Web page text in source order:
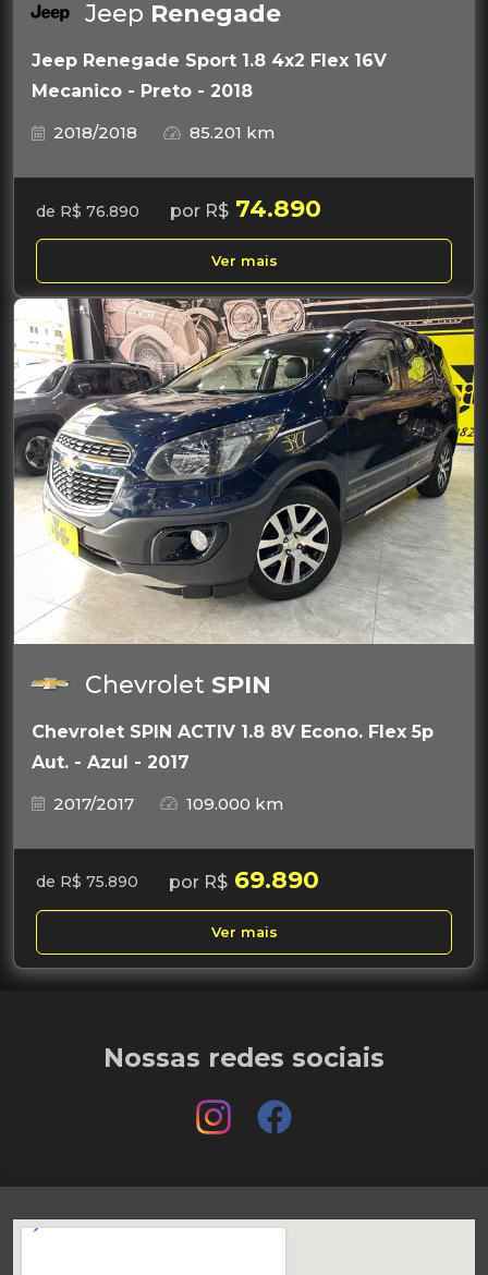
Jeep Renegade
Jeep Renegade Sport 1.8 4x2 Flex 16V
Mecanico - Preto - 2018
2018/2018
85.201 km
de R$ 76.890 por R$ 74.890
Ver mais
Chevrolet SPIN
Chevrolet SPIN ACTIV 1.8 8V Econo. Flex 5p
Aut. - Azul - 2017
2017/2017
109.000 km
de R$ 75.890 por R$ 69.890
Ver mais
Nossas redes sociais